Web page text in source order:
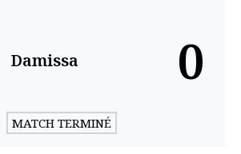
Damissa 0
MATCH TERMINÉ